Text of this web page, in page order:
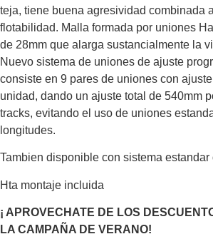
teja, tiene buena agresividad combinada
flotabilidad. Malla formada por uniones
de 28mm que alarga sustancialmente la
Nuevo sistema de uniones de ajuste
consiste en 9 pares de uniones con
unidad, dando un ajuste total de 540mm
tracks, evitando el uso de uniones
longitudes.
Tambien disponible con sistema estandar
Hta montaje incluida
¡ APROVECHATE DE LOS
LA CAMPAÑA DE VERANO!